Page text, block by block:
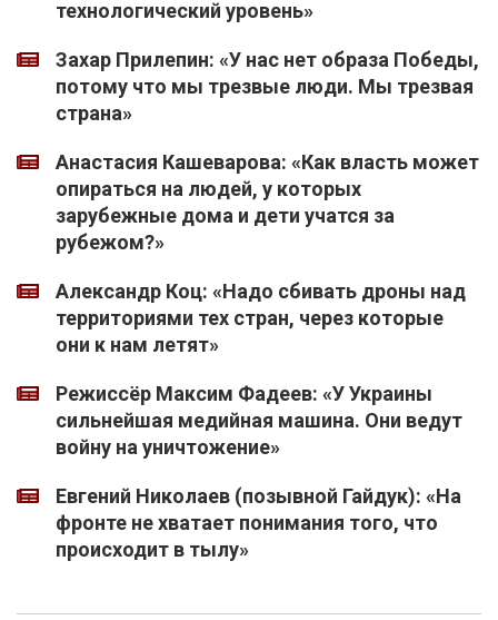
технологический уровень»
Захар Прилепин: «У нас нет образа Победы,
потому что мы трезвые люди. Мы трезвая
страна»
Анастасия Кашеварова: «Как власть может
опираться на людей, у которых
зарубежные дома и дети учатся за
рубежом?»
Александр Коц: «Надо сбивать дроны над
территориями тех стран, через которые
они к нам летят»
Режиссёр Максим Фадеев: «У Украины
сильнейшая медийная машина. Они ведут
войну на уничтожение»
Евгений Николаев (позывной Гайдук): «На
фронте не хватает понимания того, что
происходит в тылу»